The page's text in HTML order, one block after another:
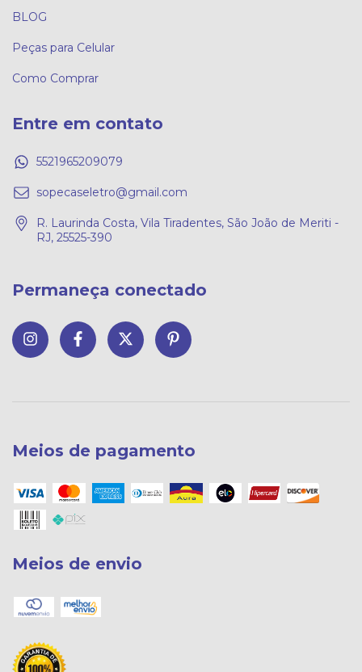
BLOG
Peças para Celular
Como Comprar
Entre em contato
5521965209079
sopecaseletro@gmail.com
R. Laurinda Costa, Vila Tiradentes, São João de Meriti -
RJ, 25525-390
Permaneça conectado
Meios de pagamento
Meios de envio